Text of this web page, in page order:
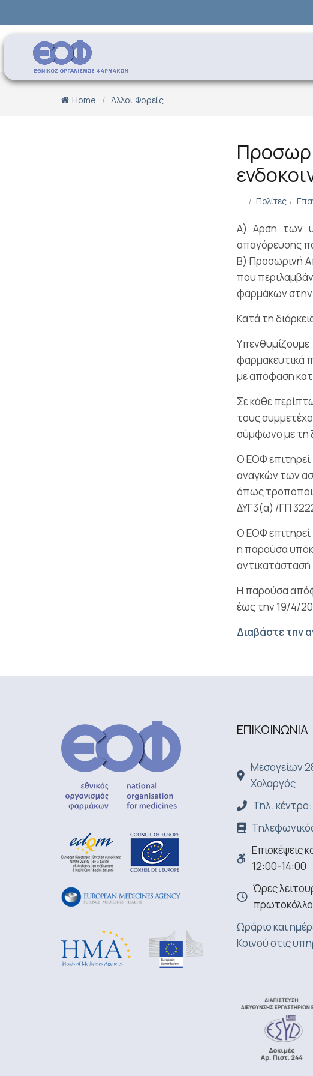
Home Άλλοι Φορείς
Πολίτες
Α) Άρση των
απαγόρευσης
Β) Προσωρινή
που
φαρμάκων στην
Κατά τη
φαρμακευτικά
με απόφαση
Σε κάθε
τους
σύμφωνο με τη
Ο ΕΟΦ
αναγκών των
όπως
ΔΥΓ3(α) /ΓΠ
Ο ΕΟΦ
η παρούσα
Η παρούσα
έως την 19/4/
Διαβάστε την
ΕΠΙΚΟΙΝΩΝΙA
Μεσογείων
Χολαργός
Τηλ.
Επισκέψεις
12:00-14:00
Ώρες
Ωράριο και
Κοινού στις